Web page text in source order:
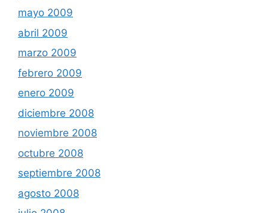
mayo 2009
abril 2009
marzo 2009
febrero 2009
enero 2009
diciembre 2008
noviembre 2008
octubre 2008
septiembre 2008
agosto 2008